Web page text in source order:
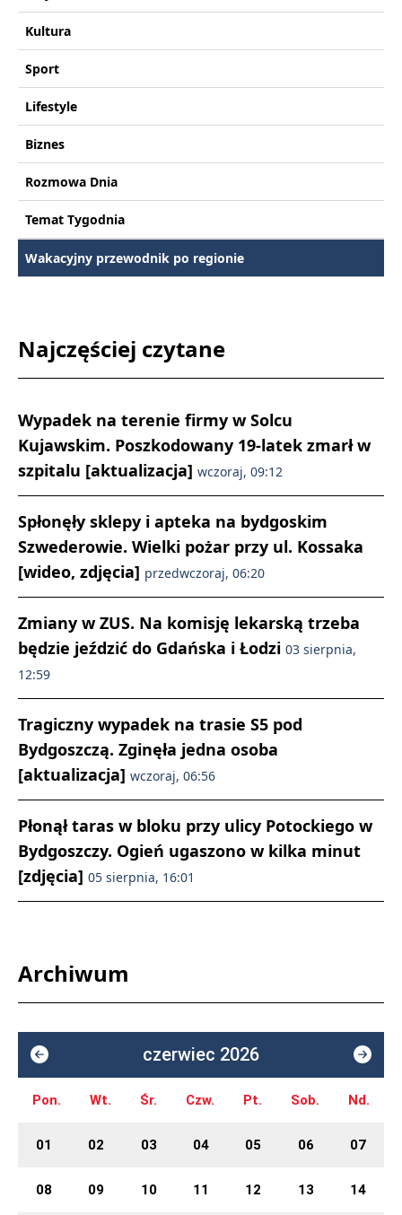
Kultura
Sport
Lifestyle
Biznes
Rozmowa Dnia
Temat Tygodnia
Wakacyjny przewodnik po regionie
Najczęściej czytane
Wypadek na terenie firmy w Solcu
Kujawskim. Poszkodowany 19-latek zmarł w
szpitalu [aktualizacja] wczoraj, 09:12
Spłonęły sklepy i apteka na bydgoskim
Szwederowie. Wielki pożar przy ul. Kossaka
[wideo, zdjęcia] przedwczoraj, 06:20
Zmiany w ZUS. Na komisję lekarską trzeba
będzie jeździć do Gdańska i Łodzi 03 sierpnia,
12:59
Tragiczny wypadek na trasie S5 pod
Bydgoszczą. Zginęła jedna osoba
[aktualizacja] wczoraj, 06:56
Płonął taras w bloku przy ulicy Potockiego w
Bydgoszczy. Ogień ugaszono w kilka minut
[zdjęcia] 05 sierpnia, 16:01
Archiwum
czerwiec 2026
Pon. Wt. Śr. Czw. Pt. Sob. Nd.
01 02 03 04 05 06 07
08 09 10 11 12 13 14